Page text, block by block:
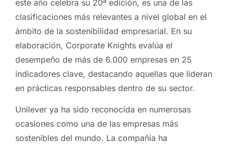
este año celebra su 20ª edición, es una de las
clasificaciones más relevantes a nivel global en el
ámbito de la sostenibilidad empresarial. En su
elaboración, Corporate Knights evalúa el
desempeño de más de 6.000 empresas en 25
indicadores clave, destacando aquellas que lideran
en prácticas responsables dentro de su sector.
Unilever ya ha sido reconocida en numerosas
ocasiones como una de las empresas más
sostenibles del mundo. La compañía ha